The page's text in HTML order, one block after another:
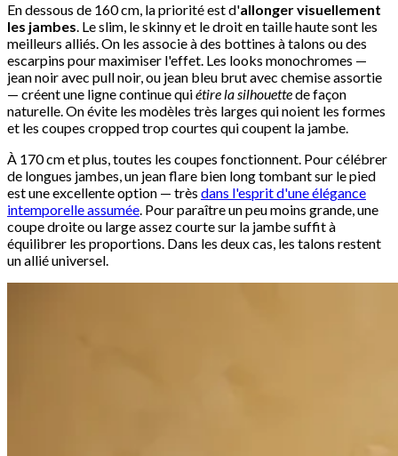
En dessous de 160 cm, la priorité est d'allonger visuellement
les jambes. Le slim, le skinny et le droit en taille haute sont les
meilleurs alliés. On les associe à des bottines à talons ou des
escarpins pour maximiser l'effet. Les looks monochromes —
jean noir avec pull noir, ou jean bleu brut avec chemise assortie
— créent une ligne continue quiétire la silhouettede façon
naturelle. On évite les modèles très larges qui noient les formes
et les coupes cropped trop courtes qui coupent la jambe.
À 170 cm et plus, toutes les coupes fonctionnent. Pour célébrer
de longues jambes, un jean flare bien long tombant sur le pied
est une excellente option — très dans l'esprit d'une élégance
intemporelle assumée. Pour paraître un peu moins grande, une
coupe droite ou large assez courte sur la jambe suffit à
équilibrer les proportions. Dans les deux cas, les talons restent
un allié universel.